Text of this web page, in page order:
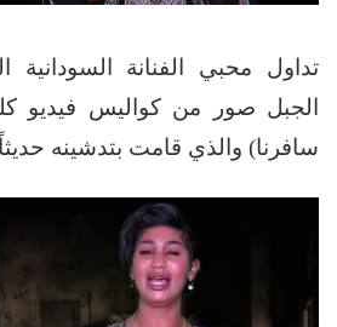
تداول محبي الفنانة
الجبل صور من كواليس فيديو
سافرنا) والذي قامت بتدشينه